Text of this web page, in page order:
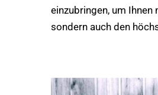
einzubringen, um Ihnen
sondern auch den